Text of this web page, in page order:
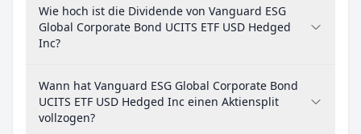
Wie hoch ist die Dividende von Vanguard ESG
Global Corporate Bond UCITS ETF USD Hedged
Inc?
Wann hat Vanguard ESG Global Corporate Bond
UCITS ETF USD Hedged Inc einen Aktiensplit
vollzogen?